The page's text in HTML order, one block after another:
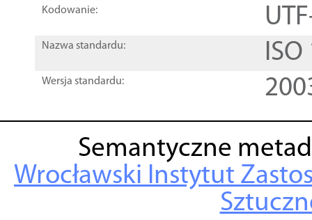
Kodowanie:
Nazwa standardu:
Wersja standardu:
Semantyczne
Wrocławski Instytut